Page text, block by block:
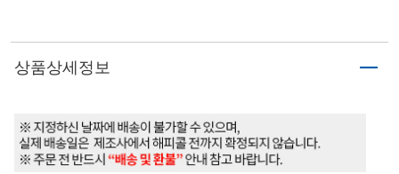
상품상세정보